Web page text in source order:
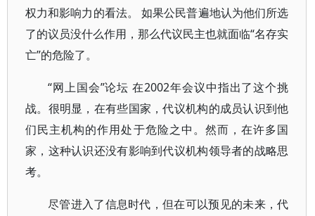
权力和影响力的看法。 如果公民普遍地认为他们所选
了的议员没什么作用，那么代议民主也就面临“名存实
亡”的危险了。
“网上国会”论坛 在2002年会议中指出了这个挑
战。很明显，在有些国家，代议机构的成员认识到他
们民主机构的作用处于危险之中。然而，在许多国
家，这种认识还没有影响到代议机构领导者的战略思
考。
尽管进入了信息时代，但在可以预见的未来，代